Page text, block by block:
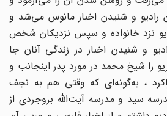
رادیو و شنیدن اخبار مانوس می‌شد و
نزد خانواده و سپس نزدیکان شخص
و شنیدن اخبار در زندگی آنان جا
را شیخ محمد در مورد پدر اینجانب و
، به‌گونه‌ای که وقتی هم به نجف
سید و مدرسه آیت‌الله بروجردی از